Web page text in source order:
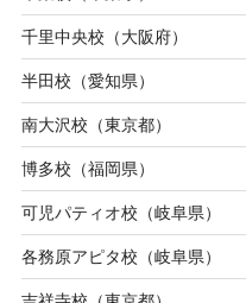
千里中央校（大阪府）
半田校（愛知県）
南大沢校（東京都）
博多校（福岡県）
可児パティオ校（岐阜県）
各務原アピタ校（岐阜県）